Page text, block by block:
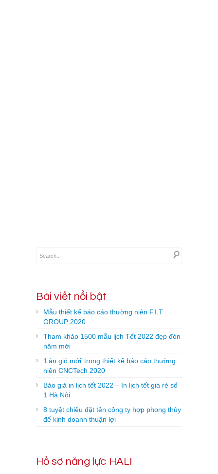
Bài viết nổi bật
Mẫu thiết kế báo cáo thường niên F.I.T
GROUP 2020
Tham khảo 1500 mẫu lịch Tết 2022 đẹp đón
năm mới
‘Làn gió mới’ trong thiết kế báo cáo thường
niên CNCTech 2020
Báo giá in lịch tết 2022 – In lịch tết giá rẻ số
1 Hà Nội
8 tuyệt chiêu đặt tên công ty hợp phong thủy
để kinh doanh thuận lợi
Hồ sơ năng lực HALI